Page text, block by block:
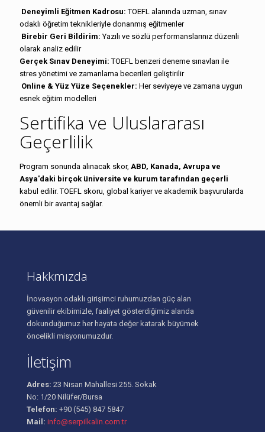
Deneyimli Eğitmen Kadrosu: TOEFL alanında uzman, sınav
odaklı öğretim teknikleriyle donanmış eğitmenler
Birebir Geri Bildirim: Yazılı ve sözlü performanslarınız düzenli
olarak analiz edilir
Gerçek Sınav Deneyimi: TOEFL benzeri deneme sınavları ile
stres yönetimi ve zamanlama becerileri geliştirilir
Online & Yüz Yüze Seçenekler: Her seviyeye ve zamana uygun
esnek eğitim modelleri
Sertifika ve Uluslararası
Geçerlilik
Program sonunda alınacak skor, ABD, Kanada, Avrupa ve
Asya'daki birçok üniversite ve kurum tarafından geçerli
kabul edilir. TOEFL skoru, global kariyer ve akademik başvurularda
önemli bir avantaj sağlar.
Hakkmızda
İnovasyon odaklı girişimci ruhumuzdan güç alan
güvenilir ekibimizle, faaliyet gösterdiğimiz alanda
dokunduğumuz her hayata değer katarak büyümek
öncelikli misyonumuzdur.
İletişim
Adres: 23 Nisan Mahallesi 255. Sokak
No: 1/20 Nilüfer/Bursa
Telefon: +90 (545) 847 5847
Mail: info@serpilkalin.com.tr